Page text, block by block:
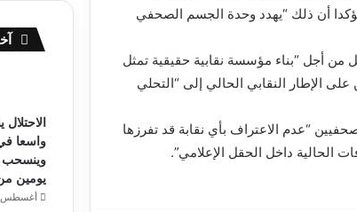
أن ذلك “يهدد وحدة الجسم الصحفي
من أجل “بناء مؤسسة نقابية حقيقية تمثل
على الإطار النقابي الحالي إلى “التحلي
“عدم الاعتراف بأي نقابة قد تفرزها
الحالية داخل الحقل الإعلامي”.
واسعا
وينسحب
يومين
أغسطس 7,